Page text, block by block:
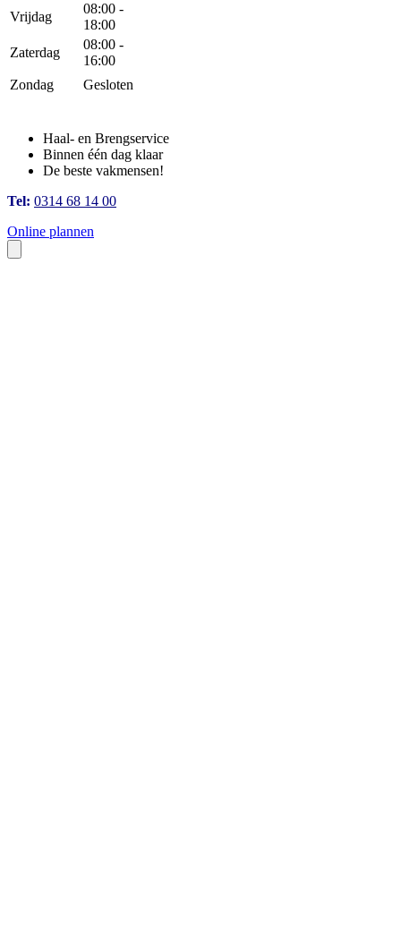
Vrijdag
08:00 -
18:00
Zaterdag
08:00 -
16:00
Zondag
Gesloten
Haal- en Brengservice
Binnen één dag klaar
De beste vakmensen!
Tel: 0314 68 14 00
Online plannen